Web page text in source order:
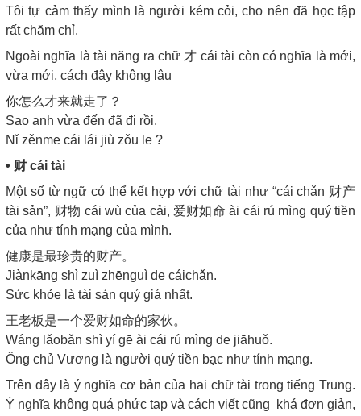
Tôi tự cảm thấy mình là người kém cỏi, cho nên đã học tập
rất chăm chỉ.
Ngoài nghĩa là tài năng ra chữ 才 cái tài còn có nghĩa là mới,
vừa mới, cách đây không lâu
你怎么才来就走了？
Sao anh vừa đến đã đi rồi.
Nǐ zěnme cái lái jiù zǒu le ?
• 财 cái tài
Một số từ ngữ có thể kết hợp với chữ tài như “cái chǎn 财产
tài sản”, 财物 cái wù của cải, 爱财如命 ài cái rú mìng quý tiền
của như tính mạng của mình.
健康是最珍贵的财产。
Jiànkāng shì zuì zhēnguì de cáichǎn.
Sức khỏe là tài sản quý giá nhất.
王老板是一个爱财如命的家伙。
Wáng lǎobǎn shì yí gē ài cái rú mìng de jiāhuǒ.
Ông chủ Vương là người quý tiền bạc như tính mạng.
Trên đây là ý nghĩa cơ bản của hai chữ tài trong tiếng Trung.
Ý nghĩa không quá phức tạp và cách viết cũng khá đơn giản,